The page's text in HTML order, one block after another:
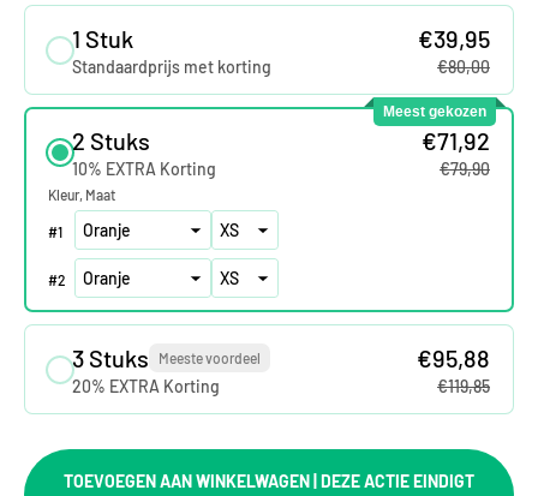
1 Stuk
Standaardprijs met korting
€39,95
€80,00
Meest gekozen
2 Stuks
10% EXTRA Korting
€71,92
€79,90
Kleur Maat
#1
#2
3 Stuks Meeste voordeel
20% EXTRA Korting
€95,88
€119,85
TOEVOEGEN AAN WINKELWAGEN | DEZE ACTIE EINDIGT